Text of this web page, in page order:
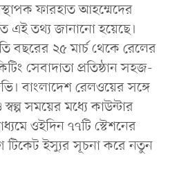
ফারহাত আহম্মেদের
এই তথ্য জানানো হয়েছে।
বছরের ২৫ মার্চ থেকে রেলের
সেবাদাতা প্রতিষ্ঠান সহজ-
বাংলাদেশ রেলওয়ের সঙ্গে
সময়ের মধ্যে কাউন্টার
ওইদিন ৭৭টি স্টেশনের
টিকেট ইস্যুর সূচনা করে নতুন